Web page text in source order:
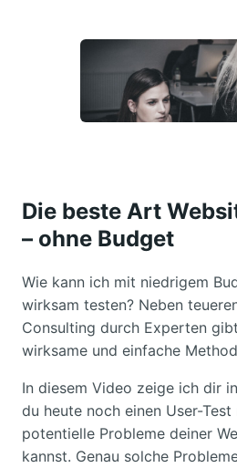
Die beste Art
– ohne Budget
Wie kann ich mit niedrigem
wirksam testen? Neben
Consulting durch Experten
wirksame und einfache
In diesem Video zeige ich dir
du heute noch einen User-
potentielle Probleme deiner
kannst. Genau solche